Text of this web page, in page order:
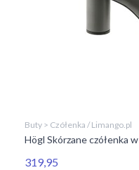
Buty > Czółenka / Limango.pl
Högl Skórzane czółenka
319,95